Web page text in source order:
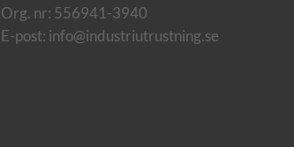
Org. nr: 556941-3940
E-post: info@industriutrustning.se